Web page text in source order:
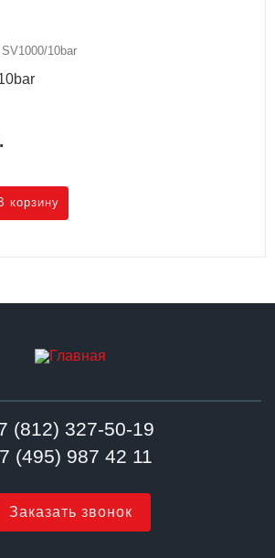
10bar
корзину
(812) 327-50-19
(495) 987 42 11
Заказать звонок